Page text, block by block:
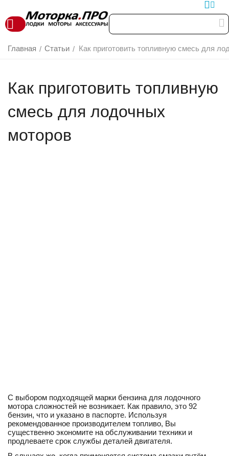
Главная / Статьи / Как приготовить топливную смесь для
Как приготовить топливную
смесь для лодочных
моторов
С выбором подходящей марки бензина для лодочного
мотора сложностей не возникает. Как правило, это 92
бензин, что и указано в паспорте. Используя
рекомендованное производителем топливо, Вы
существенно экономите на обслуживании техники и
продлеваете срок службы деталей двигателя.